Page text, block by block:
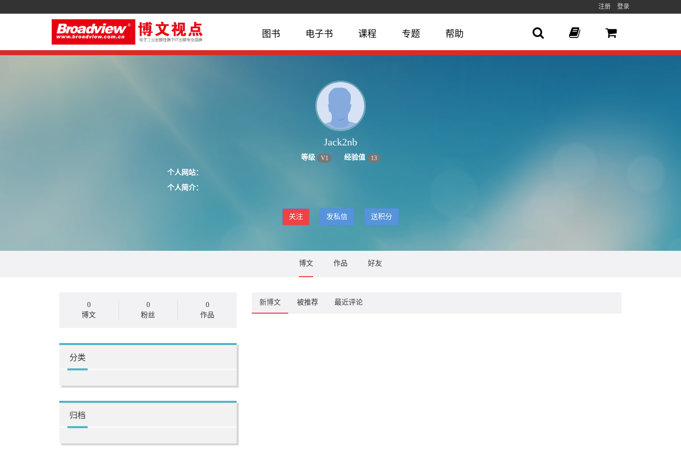
注册 登录
图书 电子书 课程 专题 帮助
Jack2nb
等级 V1 经验值 13
个人网站：
个人简介：
关注 发私信 送积分
博文 作品 好友
0
博文
0
粉丝
0
作品
分类
归档
新博文 被推荐 最近评论